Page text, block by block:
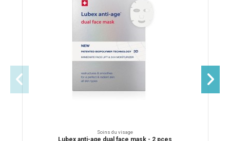
Soins du visage
Lubex anti-age dual face mask - 2 pces